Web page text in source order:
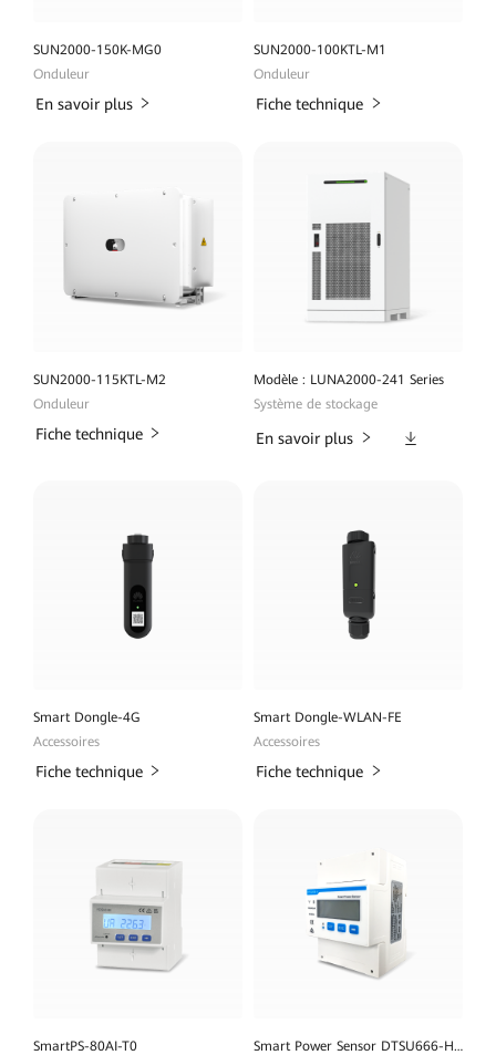
SUN2000-150K-MG0
Onduleur
En savoir plus
SUN2000-100KTL-M1
Onduleur
Fiche technique
SUN2000-115KTL-M2
Onduleur
Fiche technique
Modèle : LUNA2000-241 Series
Système de stockage
En savoir plus
Smart Dongle-4G
Accessoires
Fiche technique
Smart Dongle-WLAN-FE
Accessoires
Fiche technique
SmartPS-80AI-T0
Smart Power Sensor DTSU666-H 100A